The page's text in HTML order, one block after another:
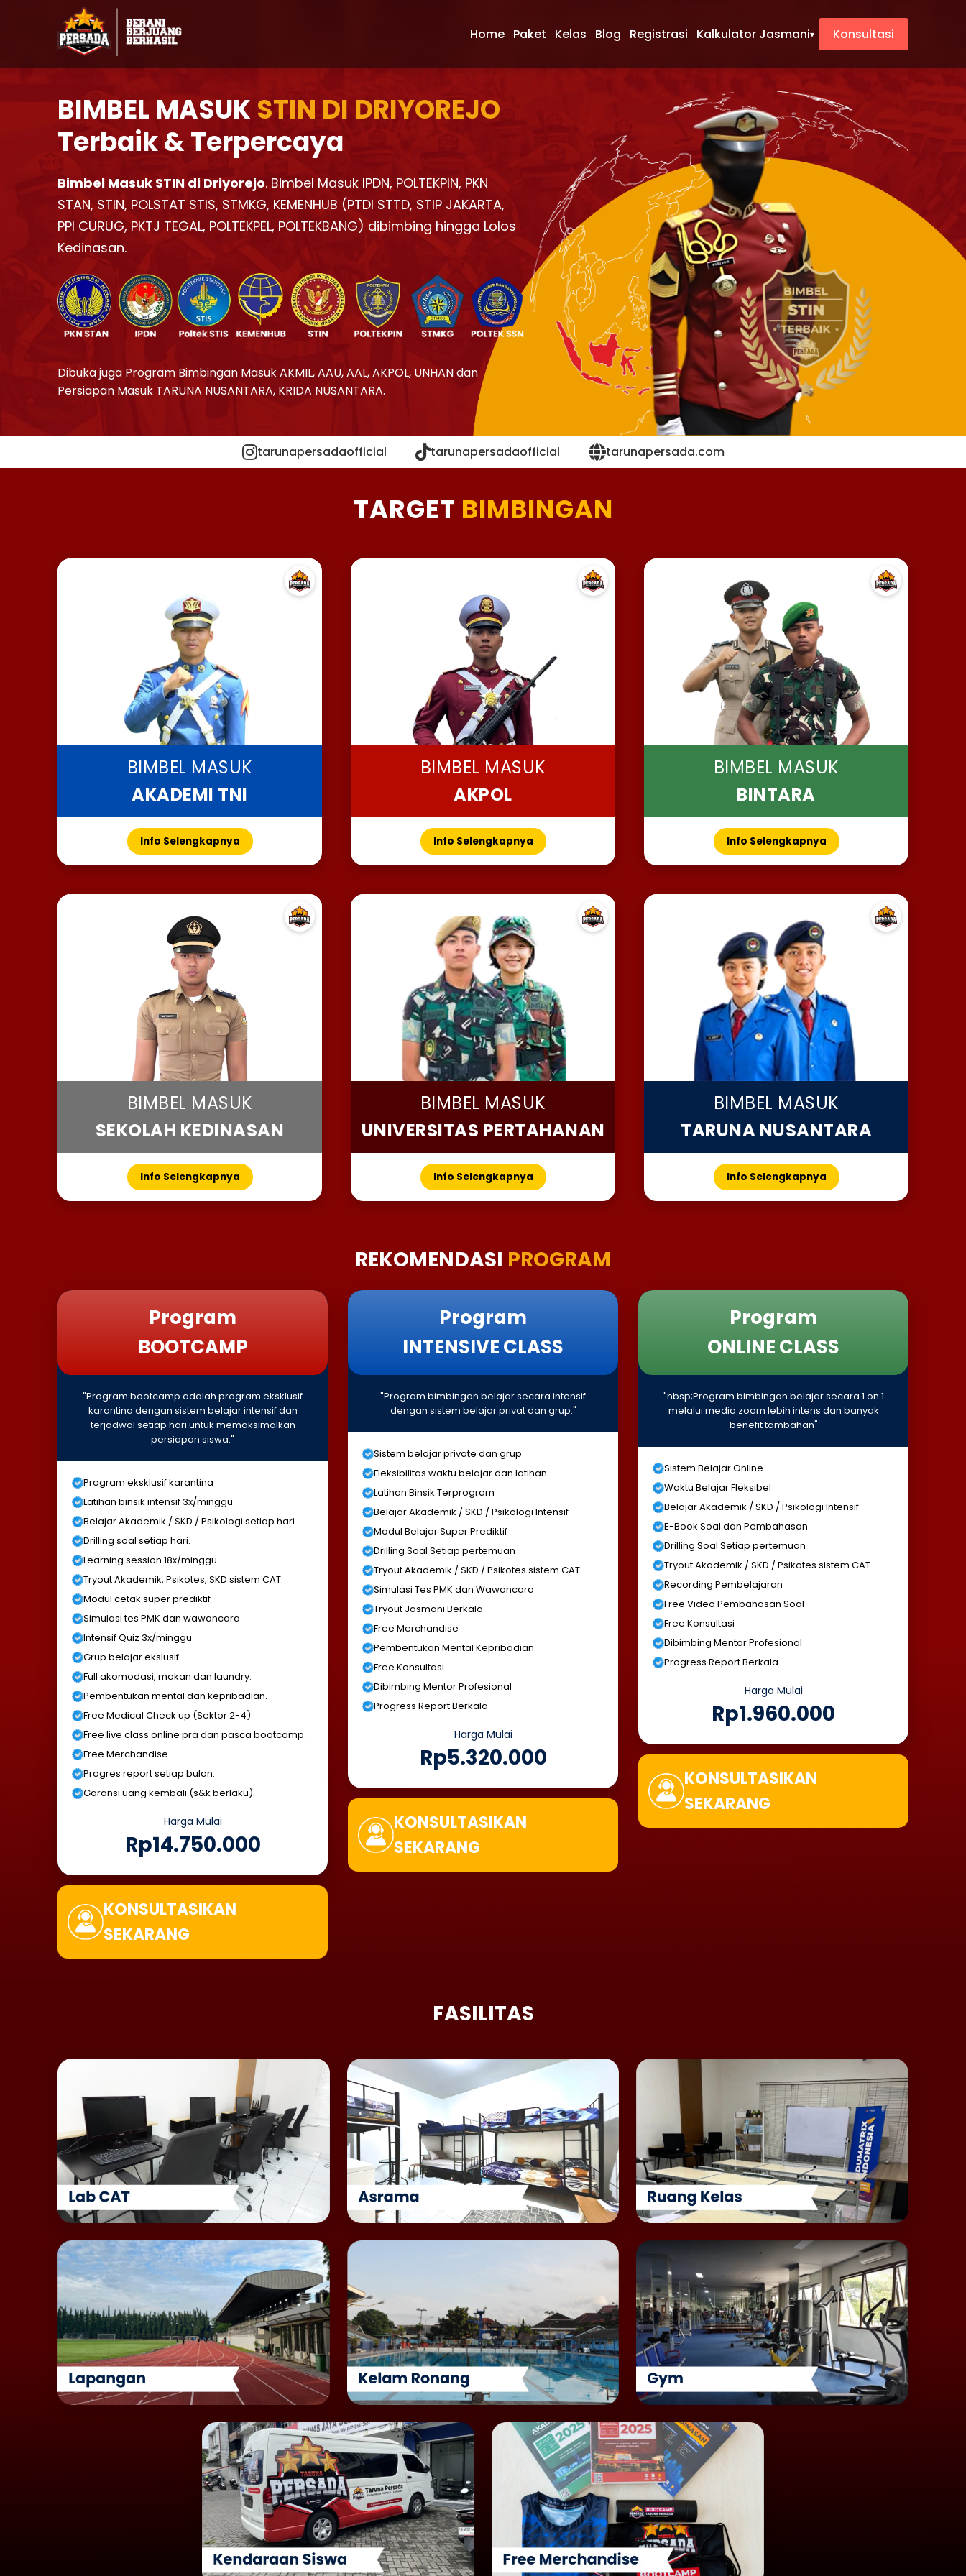
Home Paket Kelas Blog Registrasi Kalkulator Jasmani▾ Konsultasi
BIMBEL MASUK STIN DI DRIYOREJO
Terbaik & Terpercaya
Bimbel Masuk STIN di Driyorejo. Bimbel Masuk IPDN, POLTEKPIN, PKN
STAN, STIN, POLSTAT STIS, STMKG, KEMENHUB (PTDI STTD, STIP JAKARTA,
PPI CURUG, PKTJ TEGAL, POLTEKPEL, POLTEKBANG) dibimbing hingga Lolos
Kedinasan.
Dibuka juga Program Bimbingan Masuk AKMIL, AAU, AAL, AKPOL, UNHAN dan
Persiapan Masuk TARUNA NUSANTARA, KRIDA NUSANTARA.
tarunapersadaofficial tarunapersadaofficial tarunapersada.com
TARGET BIMBINGAN
BIMBEL MASUK
AKADEMI TNI
Info Selengkapnya
BIMBEL MASUK
AKPOL
Info Selengkapnya
BIMBEL MASUK
BINTARA
Info Selengkapnya
BIMBEL MASUK
SEKOLAH KEDINASAN
Info Selengkapnya
BIMBEL MASUK
UNIVERSITAS PERTAHANAN
Info Selengkapnya
BIMBEL MASUK
TARUNA NUSANTARA
Info Selengkapnya
REKOMENDASI PROGRAM
Program
BOOTCAMP
"Program bootcamp adalah program eksklusif
karantina dengan sistem belajar intensif dan
terjadwal setiap hari untuk memaksimalkan
persiapan siswa."
Program eksklusif karantina
Latihan binsik intensif 3x/minggu.
Belajar Akademik / SKD / Psikologi setiap hari.
Drilling soal setiap hari.
Learning session 18x/minggu.
Tryout Akademik, Psikotes, SKD sistem CAT.
Modul cetak super prediktif
Simulasi tes PMK dan wawancara
Intensif Quiz 3x/minggu
Grup belajar ekslusif.
Full akomodasi, makan dan laundry.
Pembentukan mental dan kepribadian.
Free Medical Check up (Sektor 2-4)
Free live class online pra dan pasca bootcamp.
Free Merchandise.
Progres report setiap bulan.
Garansi uang kembali (s&k berlaku).
Harga Mulai
Rp14.750.000
KONSULTASIKAN
SEKARANG
Program
INTENSIVE CLASS
"Program bimbingan belajar secara intensif
dengan sistem belajar privat dan grup."
Sistem belajar private dan grup
Fleksibilitas waktu belajar dan latihan
Latihan Binsik Terprogram
Belajar Akademik / SKD / Psikologi Intensif
Modul Belajar Super Prediktif
Drilling Soal Setiap pertemuan
Tryout Akademik / SKD / Psikotes sistem CAT
Simulasi Tes PMK dan Wawancara
Tryout Jasmani Berkala
Free Merchandise
Pembentukan Mental Kepribadian
Free Konsultasi
Dibimbing Mentor Profesional
Progress Report Berkala
Harga Mulai
Rp5.320.000
KONSULTASIKAN
SEKARANG
Program
ONLINE CLASS
"nbsp;Program bimbingan belajar secara 1 on 1
melalui media zoom lebih intens dan banyak
benefit tambahan"
Sistem Belajar Online
Waktu Belajar Fleksibel
Belajar Akademik / SKD / Psikologi Intensif
E-Book Soal dan Pembahasan
Drilling Soal Setiap pertemuan
Tryout Akademik / SKD / Psikotes sistem CAT
Recording Pembelajaran
Free Video Pembahasan Soal
Free Konsultasi
Dibimbing Mentor Profesional
Progress Report Berkala
Harga Mulai
Rp1.960.000
KONSULTASIKAN
SEKARANG
FASILITAS